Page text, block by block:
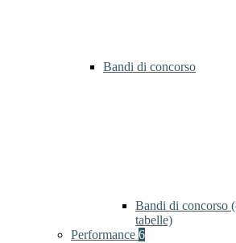
Bandi di concorso
Bandi di concorso
tabelle)
Performance 6